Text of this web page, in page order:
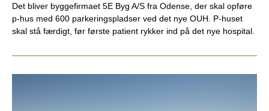
Det bliver byggefirmaet 5E Byg A/S fra Odense, der skal opføre
p-hus med 600 parkeringspladser ved det nye OUH. P-huset
skal stå færdigt, før første patient rykker ind på det nye hospital.